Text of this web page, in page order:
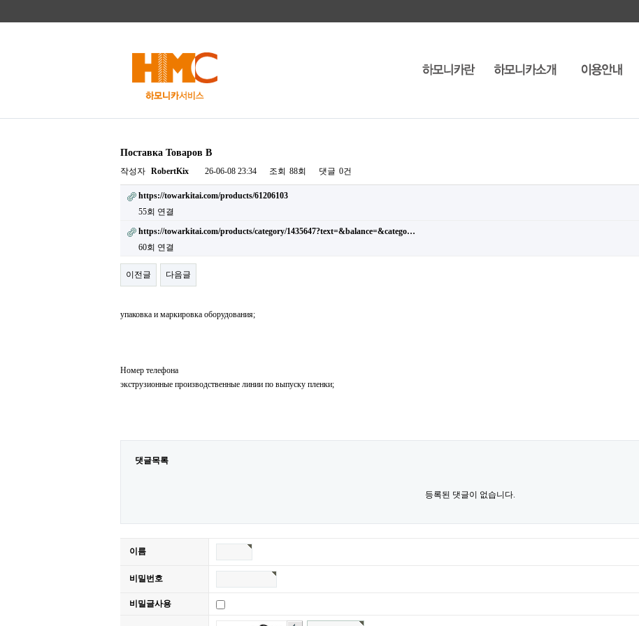
Поставка Товаров В
작성자 RobertKix 26-06-08 23:34 조회 88회 댓글 0건
https://towarkitai.com/products/61206103
55회 연결
https://towarkitai.com/products/category/1435647?text=&balance=&catego…
60회 연결
이전글 다음글
упаковка и маркировка оборудования;
Номер телефона
экструзионные производственные линии по выпуску пленки;
댓글목록
등록된 댓글이 없습니다.
이름
비밀번호
비밀글사용